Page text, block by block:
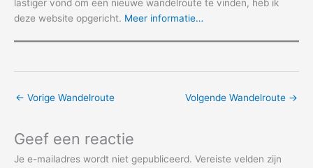
lastiger vond om een nieuwe wandelroute te vinden, heb ik
deze website opgericht. Meer informatie…
← Vorige Wandelroute Volgende Wandelroute →
Geef een reactie
Je e-mailadres wordt niet gepubliceerd. Vereiste velden zijn